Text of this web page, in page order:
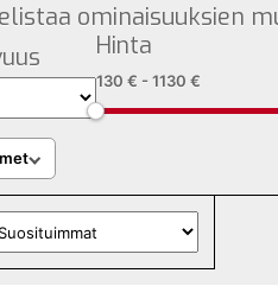
ominaisuuksien
Hinta
130 € - 1130 €